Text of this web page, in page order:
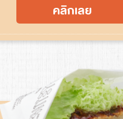
คลิกเลย